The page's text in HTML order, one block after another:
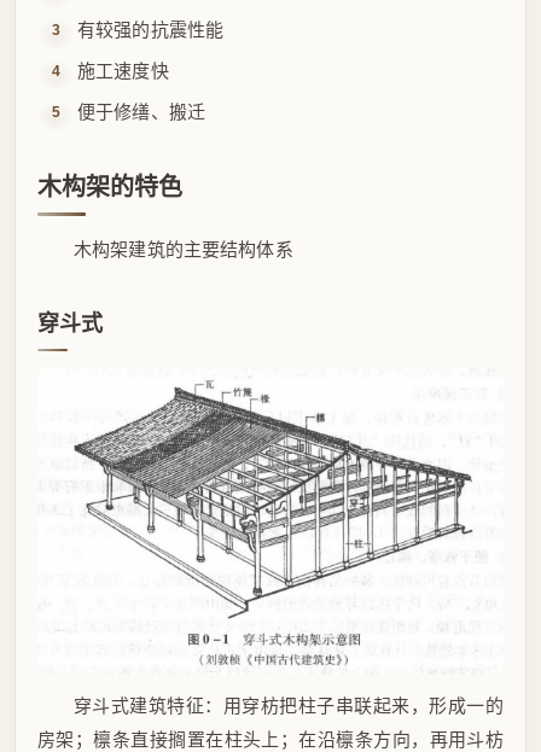
有较强的抗震性能
施工速度快
便于修缮、搬迁
木构架的特色
木构架建筑的主要结构体系
穿斗式
穿斗式建筑特征：用穿枋把柱子串联起来，形成一的
房架；檩条直接搁置在柱头上；在沿檩条方向，再用斗枋